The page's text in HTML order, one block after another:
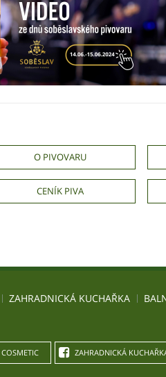
O PIVOVARU
CENÍK PIVA
ZAHRADNICKÁ KUCHAŘKA
ZAHRADNICKÁ